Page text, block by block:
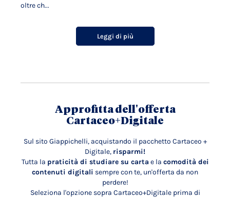
oltre ch...
Leggi di più
Approfitta dell'offerta
Cartaceo+Digitale
Sul sito Giappichelli, acquistando il pacchetto Cartaceo +
Digitale, risparmi!
Tutta la praticità di studiare su carta e la comodità dei
contenuti digitali sempre con te, un'offerta da non
perdere!
Seleziona l'opzione sopra Cartaceo+Digitale prima di